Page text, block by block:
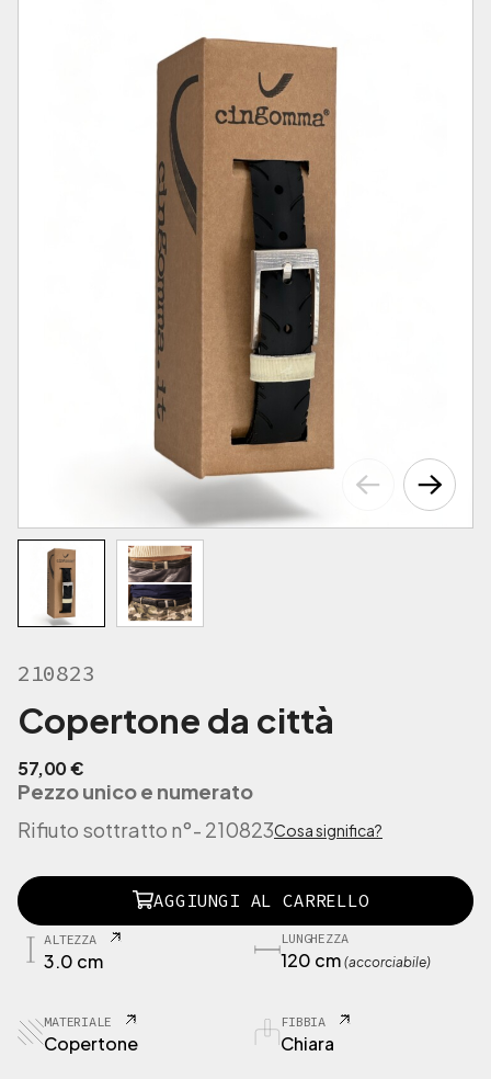
210823
Copertone da città
57,00€
Pezzo unico e numerato
Rifiuto sottratto n°- 210823Cosa significa?
2
1
0
C
o
AGGIUNGI AL CARRELLO
ALTEZZA
3.0 cm
LUNGHEZZA
120 cm (accorciabile)
MATERIALE
Copertone
FIBBIA
Chiara